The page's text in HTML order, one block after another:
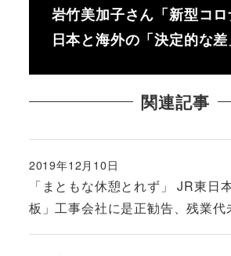
岩竹美加子さん「新型コロ
日本と海外の「決定的な
関連記事
「まともな休憩とれず」 JR東日
板」工事会社に是正勧告、残業
投稿日
2019年12月10日